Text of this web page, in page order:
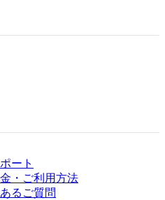
ート
・ご利用方法
るご質問